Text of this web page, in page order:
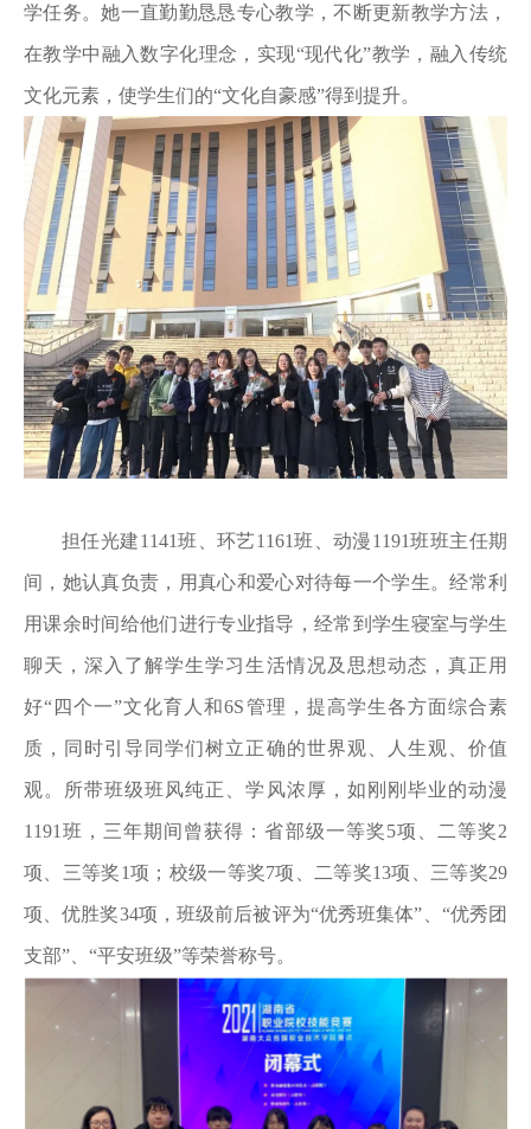
学任务。她一直勤勤恳恳专心教学，不断更新教学方法，
在教学中融入数字化理念，实现“现代化”教学，融入传统
文化元素，使学生们的“文化自豪感”得到提升。
担任光建1141班、环艺1161班、动漫1191班班主任期
间，她认真负责，用真心和爱心对待每一个学生。经常利
用课余时间给他们进行专业指导，经常到学生寝室与学生
聊天，深入了解学生学习生活情况及思想动态，真正用
好“四个一”文化育人和6S管理，提高学生各方面综合素
质，同时引导同学们树立正确的世界观、人生观、价值
观。所带班级班风纯正、学风浓厚，如刚刚毕业的动漫
1191班，三年期间曾获得：省部级一等奖5项、二等奖2
项、三等奖1项；校级一等奖7项、二等奖13项、三等奖29
项、优胜奖34项，班级前后被评为“优秀班集体”、“优秀团
支部”、“平安班级”等荣誉称号。